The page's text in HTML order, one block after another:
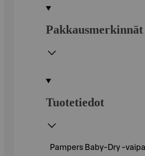
Pakkausmerkinnät
Tuotetiedot
Pampers Baby-Dry -